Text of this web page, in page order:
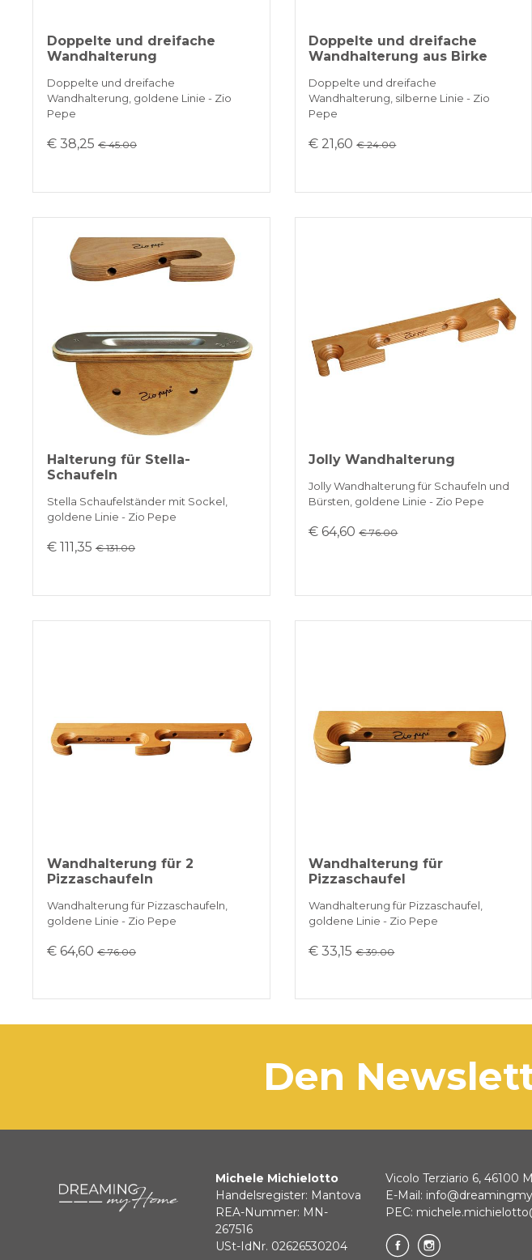
Doppelte und dreifache
Wandhalterung
Doppelte und dreifache
Wandhalterung, goldene Linie - Zio
Pepe
€ 38,25€ 45.00
Doppelte und dreifache
Wandhalterung aus Birke
Doppelte und dreifache
Wandhalterung, silberne Linie - Zio
Pepe
€ 21,60€ 24.00
Halterung für Stella-
Schaufeln
Stella Schaufelständer mit Sockel,
goldene Linie - Zio Pepe
€ 111,35€ 131.00
Jolly Wandhalterung
Jolly Wandhalterung für Schaufeln und
Bürsten, goldene Linie - Zio Pepe
€ 64,60€ 76.00
Wandhalterung für 2
Pizzaschaufeln
Wandhalterung für Pizzaschaufeln,
goldene Linie - Zio Pepe
€ 64,60€ 76.00
Wandhalterung für
Pizzaschaufel
Wandhalterung für Pizzaschaufel,
goldene Linie - Zio Pepe
€ 33,15€ 39.00
den
Michele Michielotto
Handelsregister: Mantova
REA-Nummer: MN-
267516
USt-IdNr. 02626530204
Vicolo Terziario 6, 46100
E-Mail:
PEC: